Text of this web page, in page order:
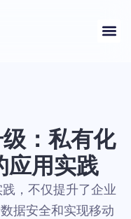
：私有化
应用实践
，不仅提升了企业
据安全和实现移动